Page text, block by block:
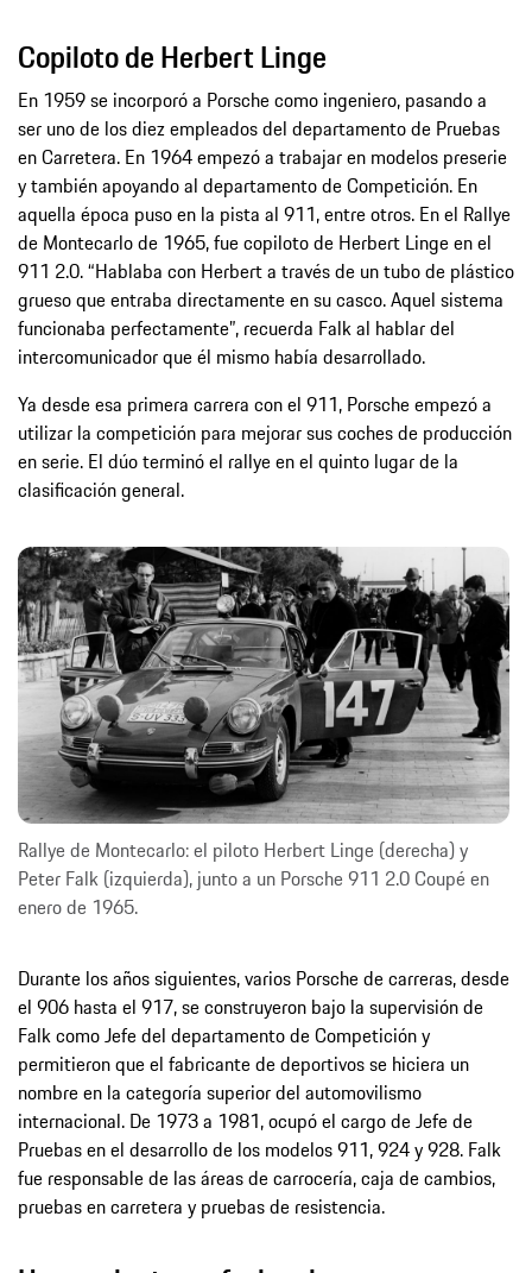
Copiloto de Herbert Linge
En 1959 se incorporó a Porsche como ingeniero, pasando a
ser uno de los diez empleados del departamento de Pruebas
en Carretera. En 1964 empezó a trabajar en modelos preserie
y también apoyando al departamento de Competición. En
aquella época puso en la pista al 911, entre otros. En el Rallye
de Montecarlo de 1965, fue copiloto de Herbert Linge en el
911 2.0. “Hablaba con Herbert a través de un tubo de plástico
grueso que entraba directamente en su casco. Aquel sistema
funcionaba perfectamente”, recuerda Falk al hablar del
intercomunicador que él mismo había desarrollado.
Ya desde esa primera carrera con el 911, Porsche empezó a
utilizar la competición para mejorar sus coches de producción
en serie. El dúo terminó el rallye en el quinto lugar de la
clasificación general.
Rallye de Montecarlo: el piloto Herbert Linge (derecha) y
Peter Falk (izquierda), junto a un Porsche 911 2.0 Coupé en
enero de 1965.
Durante los años siguientes, varios Porsche de carreras, desde
el 906 hasta el 917, se construyeron bajo la supervisión de
Falk como Jefe del departamento de Competición y
permitieron que el fabricante de deportivos se hiciera un
nombre en la categoría superior del automovilismo
internacional. De 1973 a 1981, ocupó el cargo de Jefe de
Pruebas en el desarrollo de los modelos 911, 924 y 928. Falk
fue responsable de las áreas de carrocería, caja de cambios,
pruebas en carretera y pruebas de resistencia.